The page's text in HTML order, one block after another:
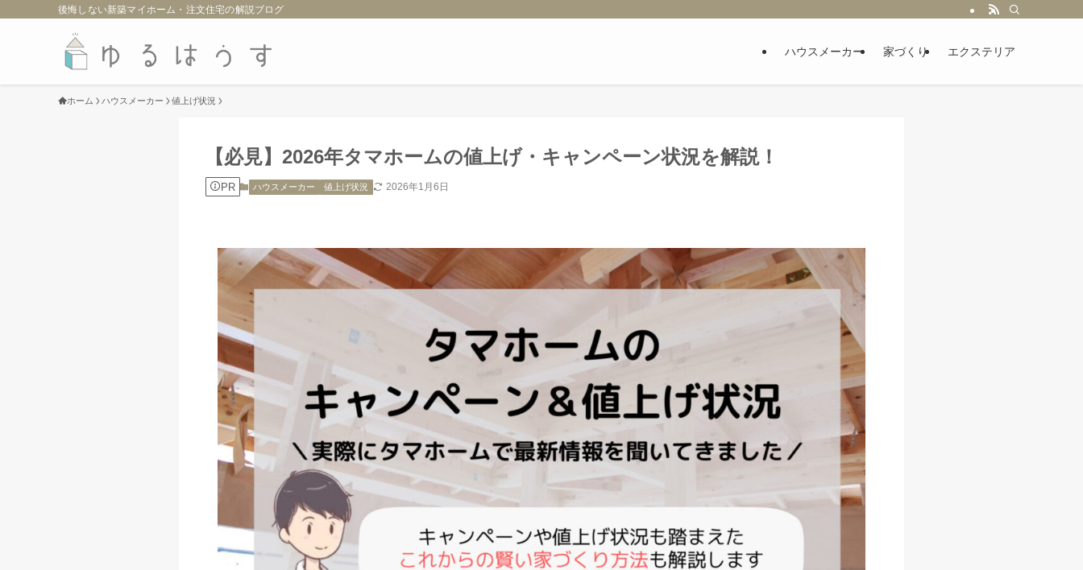
後悔しない新築マイホーム・注文住宅の解説ブログ
ハウスメーカー 家づくり エクステリア
ホーム ハウスメーカー 値上げ状況
【必見】2026年タマホームの値上げ・キャンペーン状況を解説！
PR ハウスメーカー 値上げ状況 2026年1月6日